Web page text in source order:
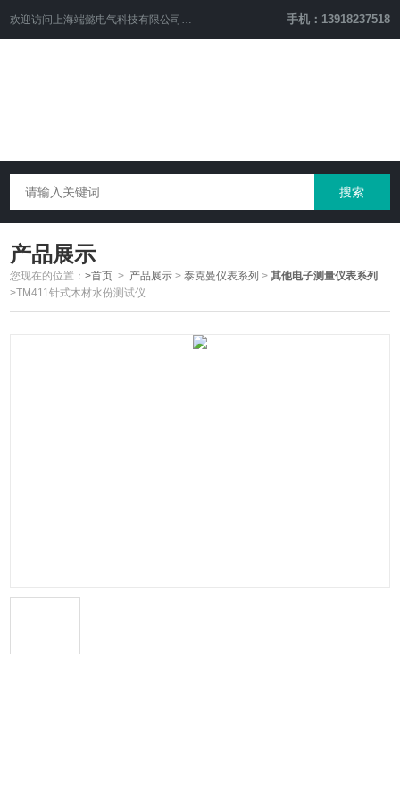
欢迎访问 上海端懿电气科技有限公司 网站！ 手机：13918237518
产品展示
您现在的位置：>首页 > 产品展示 >泰克曼仪表系列 >其他电子测量仪表系列
>TM411针式木材水份测试仪